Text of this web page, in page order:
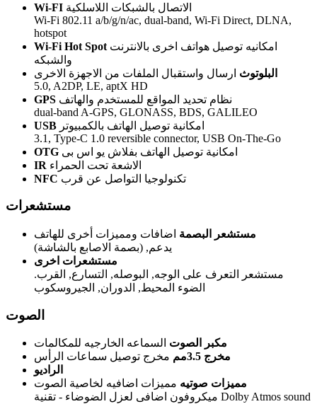
Wi-FI الاتصال بالشبكات اللاسلكية
Wi-Fi 802.11 a/b/g/n/ac, dual-band, Wi-Fi Direct, DLNA,
hotspot
Wi-Fi Hot Spot امكانيه توصيل هواتف اخرى بالانترنت
والشبكه
البلوتوث ارسال واستقبال الملفات من الاجهزة الاخرى
5.0, A2DP, LE, aptX HD
GPS نظام تحديد المواقع للمستخدم والهاتف
dual-band A-GPS, GLONASS, BDS, GALILEO
USB امكانية توصيل الهاتف بالكمبيوتر
3.1, Type-C 1.0 reversible connector, USB On-The-Go
OTG امكانية توصيل الهاتف بفلاش يو اس بى
IR الاشعة تحت الحمراء
NFC تكنولوجيا التواصل عن قرب
مستشعرات
مستشعر البصمة اضافات ومميزات أخرى للهاتف
يدعم, (بصمة الاصابع بالشاشة)
مستشعرات اخرى
مستشعر التعرف على الوجه, البوصله, التسارع, القرب.
الضوء المحيط, الدوران, الجيروسكوب
الصوت
مكبر الصوت السماعه الخارجيه للمكالمات
مخرج 3.5مم
مخرج توصيل سماعات الرأس
الراديو
مميزات صوتيه مميزات اضافيه لخاصية الصوت
ميكروفون اضافى لعزل الضوضاء - تقنية Dolby Atmos sound